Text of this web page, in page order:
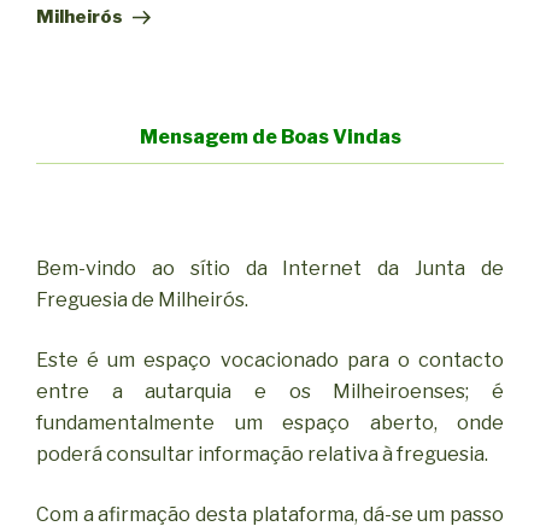
Milheirós
Mensagem de Boas Vindas
Bem-vindo ao sítio da Internet da Junta de
Freguesia de Milheirós.
Este é um espaço vocacionado para o contacto
entre a autarquia e os Milheiroenses; é
fundamentalmente um espaço aberto, onde
poderá consultar informação relativa à freguesia.
Com a afirmação desta plataforma, dá-se um passo